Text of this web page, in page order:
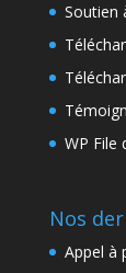
Soutien
WP File
Nos
Appel à